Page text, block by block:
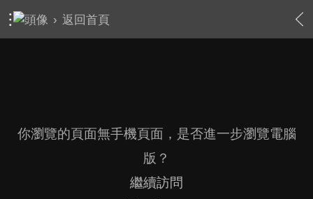
› 返回首頁
你瀏覽的頁面無手機頁面，是否進一步瀏覽電腦
版？
繼續訪問